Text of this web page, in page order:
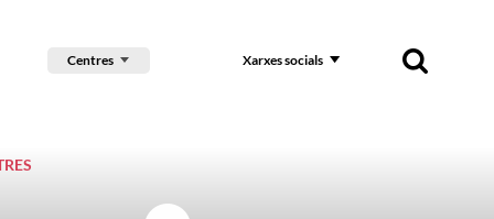
Centres Xarxes socials